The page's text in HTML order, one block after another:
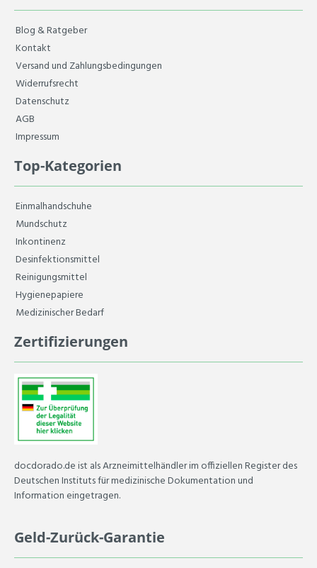
Blog & Ratgeber
Kontakt
Versand und Zahlungsbedingungen
Widerrufsrecht
Datenschutz
AGB
Impressum
Top-Kategorien
Einmalhandschuhe
Mundschutz
Inkontinenz
Desinfektionsmittel
Reinigungsmittel
Hygienepapiere
Medizinischer Bedarf
Zertifizierungen
docdorado.de ist als Arzneimittelhändler im offiziellen Register des
Deutschen Instituts für medizinische Dokumentation und
Information eingetragen.
Geld-Zurück-Garantie